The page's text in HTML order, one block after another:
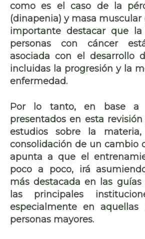
como es el caso de la
(dinapenia) y masa muscular
importante destacar que la
personas con cáncer
asociada con el desarrollo
incluidas la progresión y la
enfermedad.
Por lo tanto, en base a
presentados en esta
estudios sobre la
consolidación de un cambio
apunta a que el
poco a poco, irá
más destacada en las
las principales
especialmente en
personas mayores.